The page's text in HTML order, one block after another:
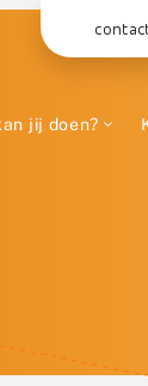
jij doen?